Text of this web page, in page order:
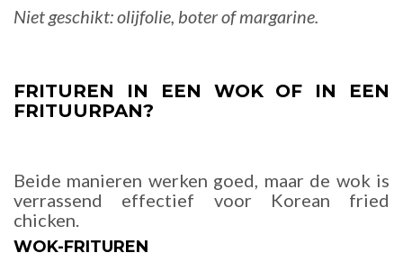
Niet geschikt: olijfolie, boter of margarine.
FRITUREN IN EEN WOK OF IN EEN
FRITUURPAN?
Beide manieren werken goed, maar de wok is
verrassend effectief voor Korean fried
chicken.
WOK-FRITUREN